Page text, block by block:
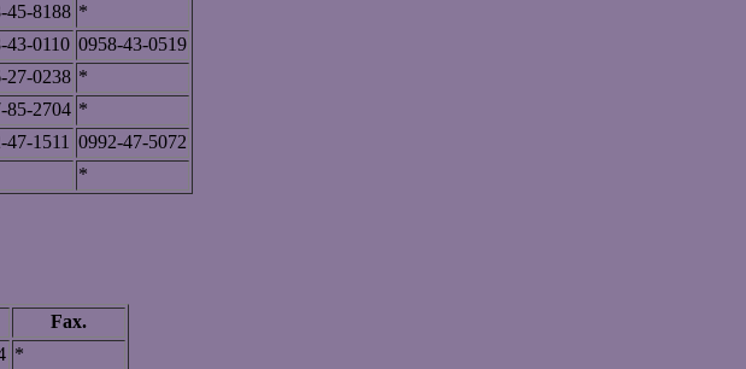
45-8188 *
43-0110 0958-43-0519
27-0238 *
85-2704 *
47-1511 0992-47-5072
*
Fax.
*